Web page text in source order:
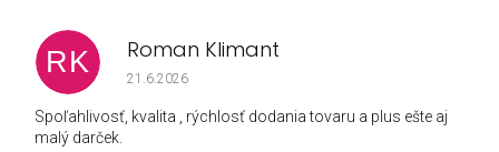
RK Roman Klimant
Hodnocení obchodu je 5 z 5 hvězdiček.
21.6.2026
Spoľahlivosť, kvalita , rýchlosť dodania tovaru a plus ešte aj
malý darček.